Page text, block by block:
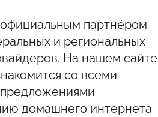
партнёром
и региональных
На нашем сайте
со всеми
домашнего интернета